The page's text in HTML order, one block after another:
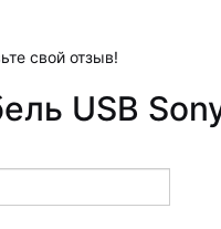
свой отзыв!
USB